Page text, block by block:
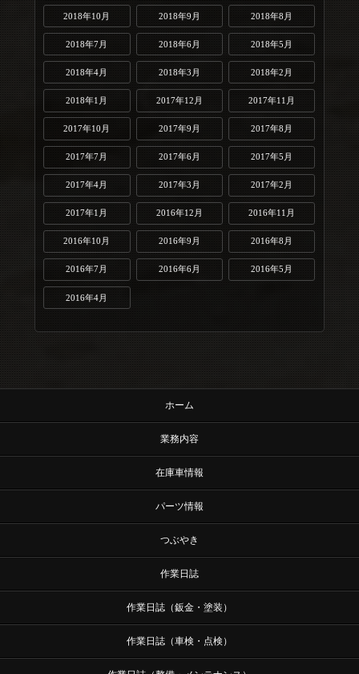
2018年10月 2018年9月 2018年8月
2018年7月 2018年6月 2018年5月
2018年4月 2018年3月 2018年2月
2018年1月 2017年12月 2017年11月
2017年10月 2017年9月 2017年8月
2017年7月 2017年6月 2017年5月
2017年4月 2017年3月 2017年2月
2017年1月 2016年12月 2016年11月
2016年10月 2016年9月 2016年8月
2016年7月 2016年6月 2016年5月
2016年4月
ホーム
業務内容
在庫車情報
パーツ情報
つぶやき
作業日誌
作業日誌（鈑金・塗装）
作業日誌（車検・点検）